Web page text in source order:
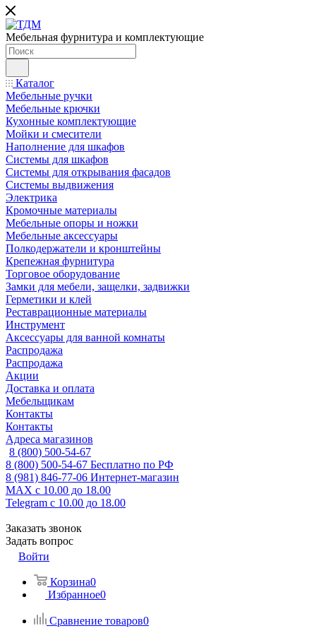
Мебельная фурнитура и комплектующие
Каталог
Мебельные ручки
Мебельные крючки
Кухонные комплектующие
Мойки и смесители
Наполнение для шкафов
Cистемы для шкафов
Системы для открывания фасадов
Системы выдвижения
Электрика
Кромочные материалы
Мебельные опоры и ножки
Мебельные аксессуары
Полкодержатели и кронштейны
Крепежная фурнитура
Торговое оборудование
Замки для мебели, защелки, задвижки
Герметики и клей
Реставрационные материалы
Инструмент
Аксессуары для ванной комнаты
Распродажа
Распродажа
Акции
Доставка и оплата
Мебельщикам
Контакты
Контакты
Адреса магазинов
8 (800) 500-54-67
8 (800) 500-54-67 Бесплатно по РФ
8 (981) 846-77-06 Интернет-магазин
MAX с 10.00 до 18.00
Telegram с 10.00 до 18.00
Заказать звонок
Задать вопрос
Войти
Корзина0
Избранное0
Сравнение товаров0